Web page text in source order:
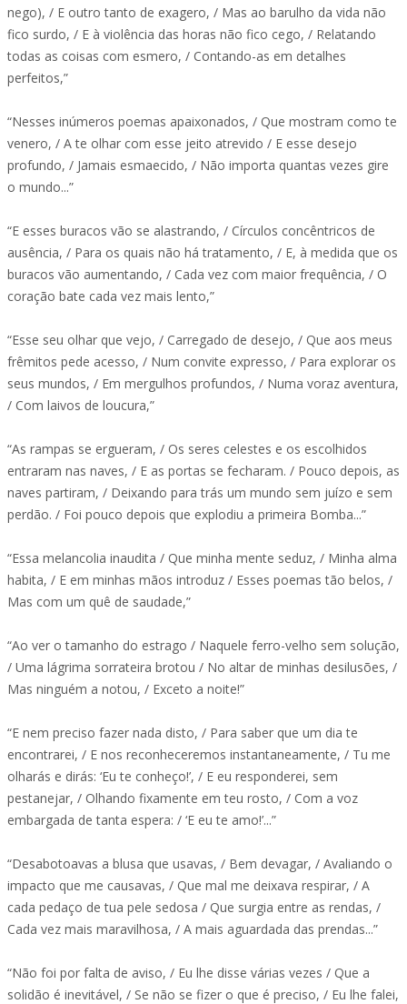
nego), / E outro tanto de exagero, / Mas ao barulho da vida não
fico surdo, / E à violência das horas não fico cego, / Relatando
todas as coisas com esmero, / Contando-as em detalhes
perfeitos,”
“Nesses inúmeros poemas apaixonados, / Que mostram como te
venero, / A te olhar com esse jeito atrevido / E esse desejo
profundo, / Jamais esmaecido, / Não importa quantas vezes gire
o mundo...”
“E esses buracos vão se alastrando, / Círculos concêntricos de
ausência, / Para os quais não há tratamento, / E, à medida que os
buracos vão aumentando, / Cada vez com maior frequência, / O
coração bate cada vez mais lento,”
“Esse seu olhar que vejo, / Carregado de desejo, / Que aos meus
frêmitos pede acesso, / Num convite expresso, / Para explorar os
seus mundos, / Em mergulhos profundos, / Numa voraz aventura,
/ Com laivos de loucura,”
“As rampas se ergueram, / Os seres celestes e os escolhidos
entraram nas naves, / E as portas se fecharam. / Pouco depois, as
naves partiram, / Deixando para trás um mundo sem juízo e sem
perdão. / Foi pouco depois que explodiu a primeira Bomba...”
“Essa melancolia inaudita / Que minha mente seduz, / Minha alma
habita, / E em minhas mãos introduz / Esses poemas tão belos, /
Mas com um quê de saudade,”
“Ao ver o tamanho do estrago / Naquele ferro-velho sem solução,
/ Uma lágrima sorrateira brotou / No altar de minhas desilusões, /
Mas ninguém a notou, / Exceto a noite!”
“E nem preciso fazer nada disto, / Para saber que um dia te
encontrarei, / E nos reconheceremos instantaneamente, / Tu me
olharás e dirás: ‘Eu te conheço!’, / E eu responderei, sem
pestanejar, / Olhando fixamente em teu rosto, / Com a voz
embargada de tanta espera: / ‘E eu te amo!’...”
“Desabotoavas a blusa que usavas, / Bem devagar, / Avaliando o
impacto que me causavas, / Que mal me deixava respirar, / A
cada pedaço de tua pele sedosa / Que surgia entre as rendas, /
Cada vez mais maravilhosa, / A mais aguardada das prendas...”
“Não foi por falta de aviso, / Eu lhe disse várias vezes / Que a
solidão é inevitável, / Se não se fizer o que é preciso, / Eu lhe falei,